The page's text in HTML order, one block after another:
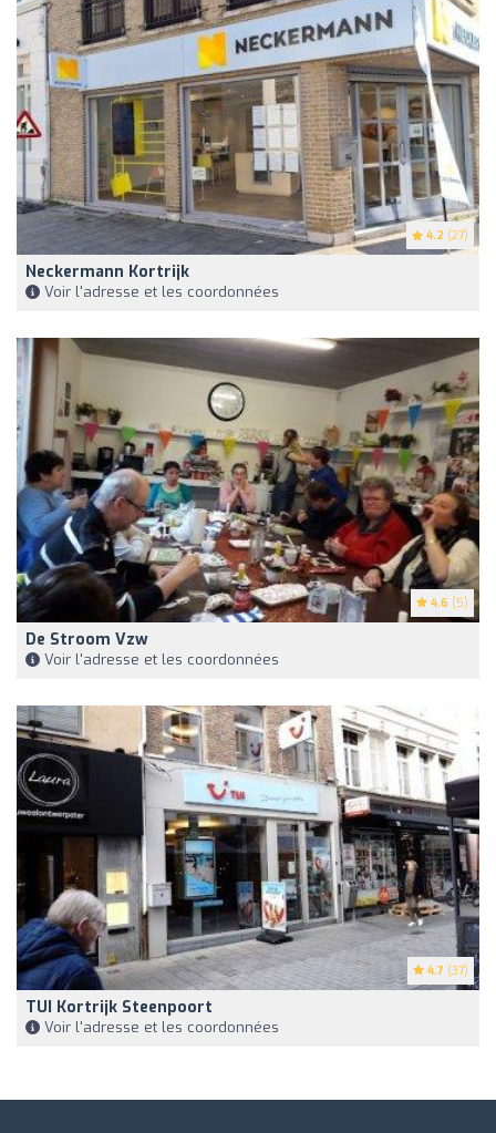
4.2 (27)
Neckermann Kortrijk
Voir l'adresse et les coordonnées
4.6 (5)
De Stroom Vzw
Voir l'adresse et les coordonnées
4.7 (37)
TUI Kortrijk Steenpoort
Voir l'adresse et les coordonnées